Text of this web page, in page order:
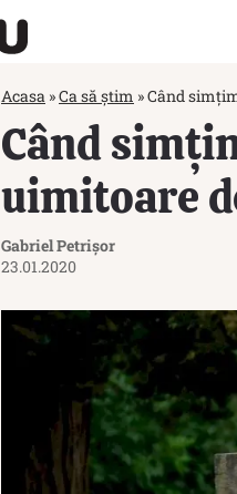
Acasa »Ca să știm »Când
Când
uimitoare
Gabriel Petrișor
23.01.2020